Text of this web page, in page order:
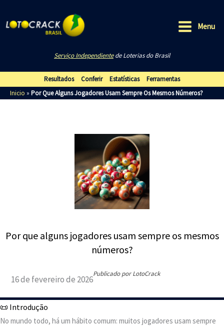
para
Main
Menu
Serviço Independientede Loterias do Brasil
Resultados Conferir Estatísticas
Ferramentas
Inicio » Por Que Alguns Jogadores Usam Sempre Os Mesmos Números?
Por que alguns jogadores usam sempre os mesmos
números?
16 de fevereiro de 2026
Publicado por LotoCrack
📜 Introdução
No mundo todo, há um hábito comum: muitos jogadores usam sempre